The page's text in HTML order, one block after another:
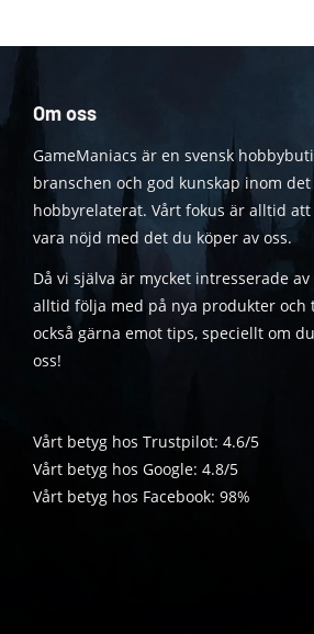
Om oss
GameManiacs är en svensk
branschen och god kunskap inom det
hobbyrelaterat. Vårt fokus är alltid
vara nöjd med det du köper av oss.
Då vi själva är mycket intresserade
alltid följa med på nya produkter och
också gärna emot tips, speciellt om
oss!
Vårt betyg hos Trustpilot: 4.6/5
Vårt betyg hos Google: 4.8/5
Vårt betyg hos Facebook: 98%